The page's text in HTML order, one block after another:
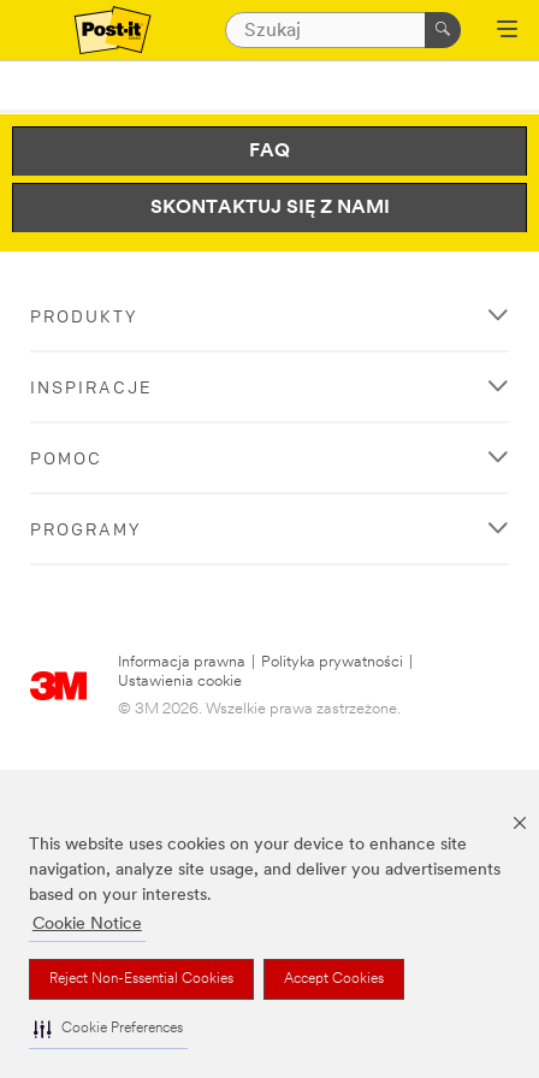
This website uses cookies on your device to enhance site
navigation, analyze site usage, and deliver you advertisements
based on your interests.
Cookie Notice
Reject Non-Essential Cookies Accept Cookies
Cookie Preferences
FAQ
SKONTAKTUJ SIĘ Z NAMI
PRODUKTY
INSPIRACJE
POMOC
PROGRAMY
Informacja prawna Polityka prywatności
Ustawienia cookie
© 3M 2026. Wszelkie prawa zastrzeżone.
3M, Post-it® oraz kolor Canary Yellow™ są znakami towarowymi firmy 3M.